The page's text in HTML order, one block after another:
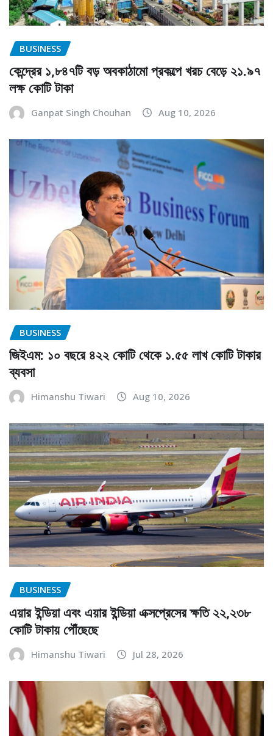
BUSINESS
কেন্দ্রের ১,৮৪৭টি বড় অবকাঠামো প্রকল্পে খরচ বেড়ে ২১.৯৭
লক্ষ কোটি টাকা
Ganpat Singh Chouhan Aug 10, 2026
BUSINESS
জিইএম: ১০ বছরে ৪২২ কোটি থেকে ১.৫৫ লাখ কোটি টাকার
ব্যবসা
Himanshu Tiwari Aug 10, 2026
BUSINESS
এয়ার ইন্ডিয়া এবং এয়ার ইন্ডিয়া এক্সপ্রেসের ক্ষতি ২২,২৩৮
কোটি টাকায় পৌঁছেছে
Himanshu Tiwari Jul 28, 2026